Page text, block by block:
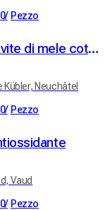
/ Pezzo
Acquavite di mele cotogne Kübler 41% vol. 50cl
Kübler, Neuchâtel
/ Pezzo
Vaud
/ Pezzo